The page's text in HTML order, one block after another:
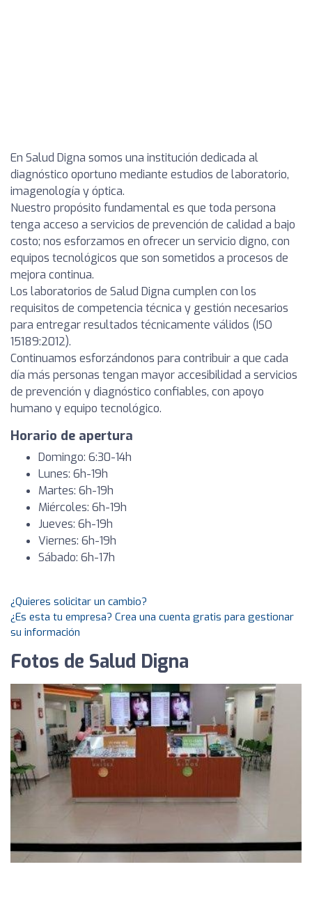
En Salud Digna somos una institución dedicada al
diagnóstico oportuno mediante estudios de laboratorio,
imagenología y óptica.
Nuestro propósito fundamental es que toda persona
tenga acceso a servicios de prevención de calidad a bajo
costo; nos esforzamos en ofrecer un servicio digno, con
equipos tecnológicos que son sometidos a procesos de
mejora continua.
Los laboratorios de Salud Digna cumplen con los
requisitos de competencia técnica y gestión necesarios
para entregar resultados técnicamente válidos (ISO
15189:2012).
Continuamos esforzándonos para contribuir a que cada
día más personas tengan mayor accesibilidad a servicios
de prevención y diagnóstico confiables, con apoyo
humano y equipo tecnológico.
Horario de apertura
Domingo: 6:30-14h
Lunes: 6h-19h
Martes: 6h-19h
Miércoles: 6h-19h
Jueves: 6h-19h
Viernes: 6h-19h
Sábado: 6h-17h
¿Quieres solicitar un cambio?
¿Es esta tu empresa? Crea una cuenta gratis para gestionar
su información
Fotos de Salud Digna